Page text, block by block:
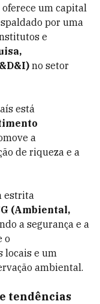
um capital
por uma
e
no setor
está
a
de riqueza e a
estrita
(Ambiental,
a segurança e a
o
locais e um
ambiental.
tendências